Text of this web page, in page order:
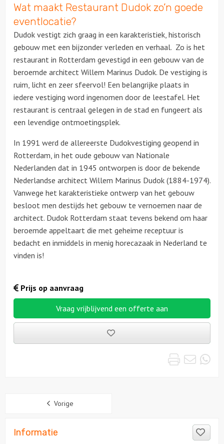
Wat maakt Restaurant Dudok zo’n goede
eventlocatie?
Dudok vestigt zich graag in een karakteristiek, historisch
gebouw met een bijzonder verleden en verhaal. Zo is het
restaurant in Rotterdam gevestigd in een gebouw van de
beroemde architect Willem Marinus Dudok. De vestiging is
ruim, licht en zeer sfeervol! Een belangrijke plaats in
iedere vestiging word ingenomen door de leestafel. Het
restaurant is centraal gelegen in de stad en fungeert als
een levendige ontmoetingsplek.
In 1991 werd de allereerste Dudokvestiging geopend in
Rotterdam, in het oude gebouw van Nationale
Nederlanden dat in 1945 ontworpen is door de bekende
Nederlandse architect Willem Marinus Dudok (1884-1974).
Vanwege het karakteristieke ontwerp van het gebouw
besloot men destijds het gebouw te vernoemen naar de
architect. Dudok Rotterdam staat tevens bekend om haar
beroemde appeltaart die met geheime receptuur is
bedacht en inmiddels in menig horecazaak in Nederland te
vinden is!
Vraag vrijblijvend een offerte aan
uitjes
Prijs op aanvraag
Print
Vorige
Informatie